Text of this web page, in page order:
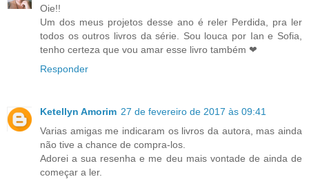
Oie!!
Um dos meus projetos desse ano é reler Perdida, pra ler
todos os outros livros da série. Sou louca por Ian e Sofia,
tenho certeza que vou amar esse livro também ❤
Responder
Ketellyn Amorim 27 de fevereiro de 2017 às 09:41
Varias amigas me indicaram os livros da autora, mas ainda
não tive a chance de compra-los.
Adorei a sua resenha e me deu mais vontade de ainda de
começar a ler.